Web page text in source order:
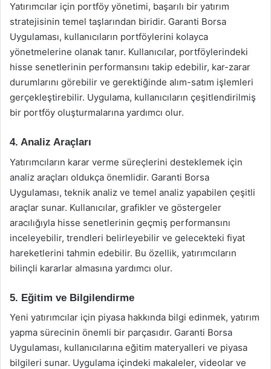
Yatırımcılar için portföy yönetimi, başarılı bir yatırım
stratejisinin temel taşlarından biridir. Garanti Borsa
Uygulaması, kullanıcıların portföylerini kolayca
yönetmelerine olanak tanır. Kullanıcılar, portföylerindeki
hisse senetlerinin performansını takip edebilir, kar-zarar
durumlarını görebilir ve gerektiğinde alım-satım işlemleri
gerçekleştirebilir. Uygulama, kullanıcıların çeşitlendirilmiş
bir portföy oluşturmalarına yardımcı olur.
4. Analiz Araçları
Yatırımcıların karar verme süreçlerini desteklemek için
analiz araçları oldukça önemlidir. Garanti Borsa
Uygulaması, teknik analiz ve temel analiz yapabilen çeşitli
araçlar sunar. Kullanıcılar, grafikler ve göstergeler
aracılığıyla hisse senetlerinin geçmiş performansını
inceleyebilir, trendleri belirleyebilir ve gelecekteki fiyat
hareketlerini tahmin edebilir. Bu özellik, yatırımcıların
bilinçli kararlar almasına yardımcı olur.
5. Eğitim ve Bilgilendirme
Yeni yatırımcılar için piyasa hakkında bilgi edinmek, yatırım
yapma sürecinin önemli bir parçasıdır. Garanti Borsa
Uygulaması, kullanıcılarına eğitim materyalleri ve piyasa
bilgileri sunar. Uygulama içindeki makaleler, videolar ve